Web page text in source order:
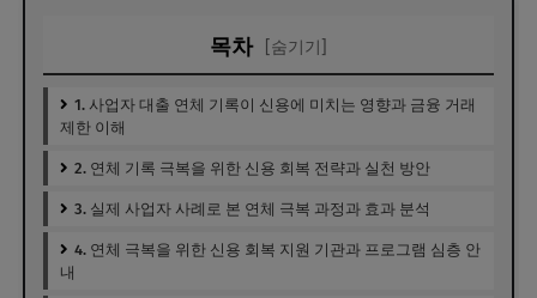
목차 [숨기기]
1. 사업자 대출 연체 기록이 신용에 미치는 영향과 금융 거래
제한 이해
2. 연체 기록 극복을 위한 신용 회복 전략과 실천 방안
3. 실제 사업자 사례로 본 연체 극복 과정과 효과 분석
4. 연체 극복을 위한 신용 회복 지원 기관과 프로그램 심층 안
내